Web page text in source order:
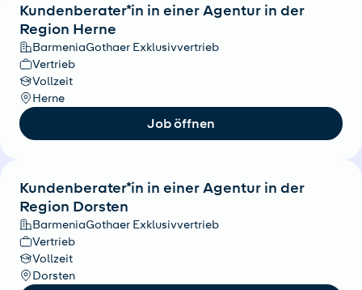
Kundenberater*in in einer Agentur in der
Region Herne
BarmeniaGothaer Exklusivvertrieb
Vertrieb
Vollzeit
Herne
Job öffnen
Kundenberater*in in einer Agentur in der
Region Dorsten
BarmeniaGothaer Exklusivvertrieb
Vertrieb
Vollzeit
Dorsten